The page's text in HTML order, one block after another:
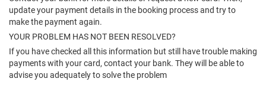
update your payment details in the booking process and try to
make the payment again.
YOUR PROBLEM HAS NOT BEEN RESOLVED?
If you have checked all this information but still have trouble making
payments with your card, contact your bank. They will be able to
advise you adequately to solve the problem